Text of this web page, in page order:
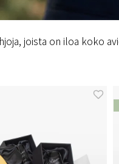
joista on iloa koko